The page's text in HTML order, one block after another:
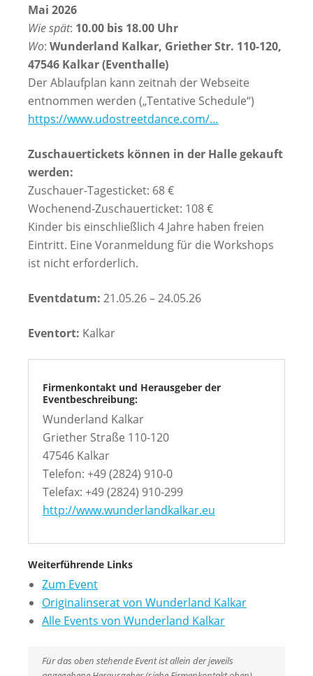
Mai 2026
Wie spät: 10.00 bis 18.00 Uhr
Wo: Wunderland Kalkar, Griether Str. 110-120,
47546 Kalkar (Eventhalle)
Der Ablaufplan kann zeitnah der Webseite
entnommen werden („Tentative Schedule“)
https://www.udostreetdance.com/…
Zuschauertickets können in der Halle gekauft
werden:
Zuschauer-Tagesticket: 68 €
Wochenend-Zuschauerticket: 108 €
Kinder bis einschließlich 4 Jahre haben freien
Eintritt. Eine Voranmeldung für die Workshops
ist nicht erforderlich.
Eventdatum: 21.05.26 – 24.05.26
Eventort: Kalkar
Firmenkontakt und Herausgeber der
Eventbeschreibung:
Wunderland Kalkar
Griether Straße 110-120
47546 Kalkar
Telefon: +49 (2824) 910-0
Telefax: +49 (2824) 910-299
http://www.wunderlandkalkar.eu
Weiterführende Links
Zum Event
Originalinserat von Wunderland Kalkar
Alle Events von Wunderland Kalkar
Für das oben stehende Event ist allein der jeweils